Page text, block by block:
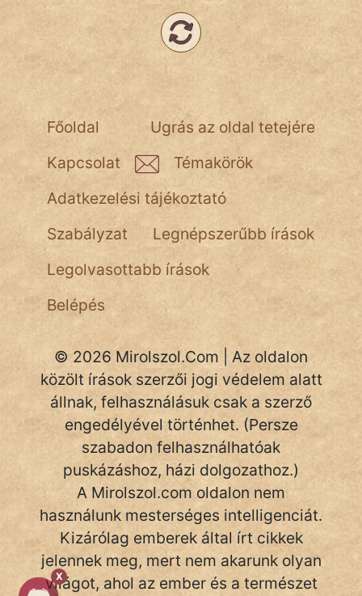
X
Jób Gedeon
vörös ördög
NapHold
pszichopati
szegény legény
Hoffer Botond
szemfüles
Ugrás az oldal tetejére
Főoldal
Kapcsolat
Témakörök
Adatkezelési tájékoztató
Szabályzat
Legnépszerűbb írások
Legolvasottabb írások
Belépés
© 2026 Mirolszol.Com | Az oldalon
közölt írások szerzői jogi védelem alatt
állnak, felhasználásuk csak a szerző
engedélyével történhet. (Persze
szabadon felhasználhatóak
puskázáshoz, házi dolgozathoz.)
A Mirolszol.com oldalon nem
használunk mesterséges intelligenciát.
Kizárólag emberek által írt cikkek
jelennek meg, mert nem akarunk olyan
világot, ahol az ember és a természet